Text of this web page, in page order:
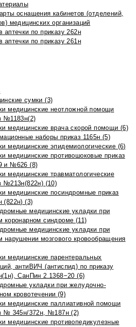
оснащения кабинетов (отделений,
медицинских организаций
аптечки по приказу 262н
аптечки по приказу 261н
сумки (3)
медицинские неотложной помощи
№1183н(2)
медицинские врача скорой помощи (6)
наборы приказ 1165н (5)
медицинские эпидемиологические (6)
медицинские противошоковые приказ
и №626 (8)
медицинские травматологические
№213н(822н) (10)
медицинские посиндромные приказ
(822н) (3)
медицинские укладки при
коронарном синдроме (11)
медицинские укладки при
нарушении мозгового кровообращения
медицинские парентеральных
антиВИЧ (антиспид) по приказу
СанПин 2.1368−20 (6)
укладки при желудочно-
кровотечении (9)
медицинские паллиативной помощи
№ 345н/372н, №187н (2)
медицинские противопедикулезные